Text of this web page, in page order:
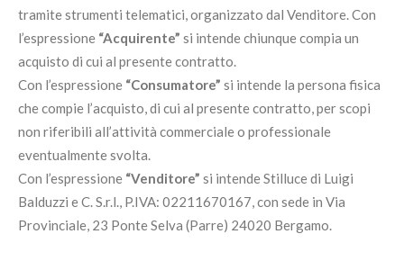
tramite strumenti telematici, organizzato dal Venditore. Con
l’espressione “Acquirente” si intende chiunque compia un
acquisto di cui al presente contratto.
Con l’espressione “Consumatore” si intende la persona fisica
che compie l’acquisto, di cui al presente contratto, per scopi
non riferibili all’attività commerciale o professionale
eventualmente svolta.
Con l’espressione “Venditore” si intende Stilluce di Luigi
Balduzzi e C. S.r.l., P.IVA: 02211670167, con sede in Via
Provinciale, 23 Ponte Selva (Parre) 24020 Bergamo.